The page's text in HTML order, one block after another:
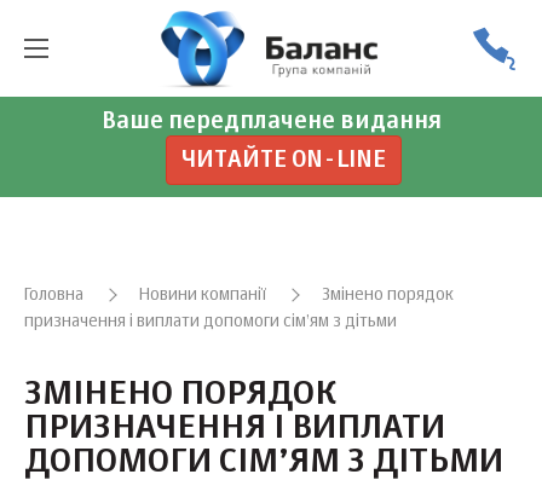
Ваше передплачене видання
ЧИТАЙТЕ ON-LINE
Головна Новини компанії
Змінено порядок
призначення і виплати допомоги сім’ям з дітьми
ЗМІНЕНО ПОРЯДОК
ПРИЗНАЧЕННЯ І ВИПЛАТИ
ДОПОМОГИ СІМ’ЯМ З ДІТЬМИ